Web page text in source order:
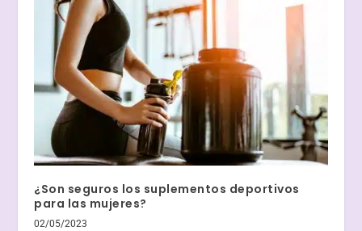
¿Son seguros los suplementos deportivos
para las mujeres?
02/05/2023